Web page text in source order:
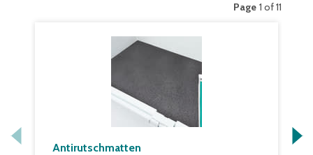
Page 1 of 11
Antirutschmatten